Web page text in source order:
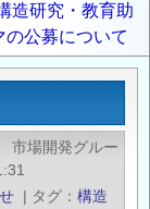
造研究・教育助
公募について
場開発グルー
| タグ
構造